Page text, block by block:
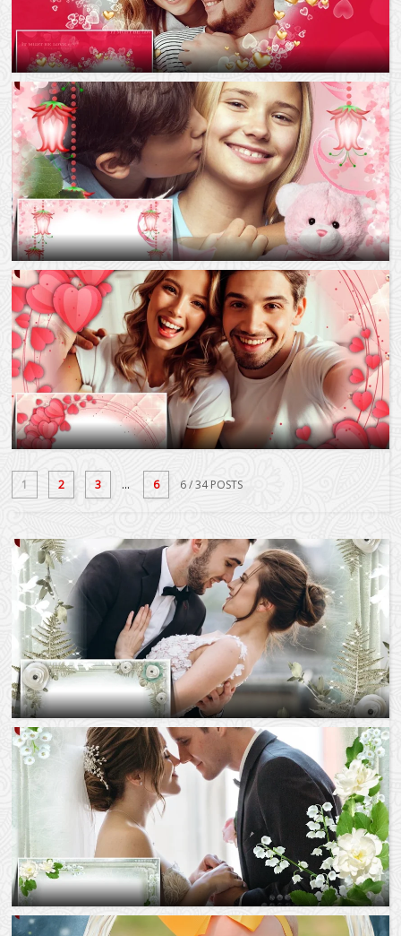
1 2 3 ... 6 6/ 34 POSTS